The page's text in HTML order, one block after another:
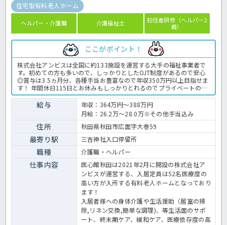
住宅型有料老人ホーム
ヘルパー・介護職 介護福祉士
初任者研修（ヘルパー2
級）
ここがポイント！
株式会社アンビスは全国に約133施設を運営する大手の福祉事業者で
す。初めての方も多いので、しっかりとしたOJT制度があるので安心
◎賞与は3.5ヵ月分、各種手当お豊富なので年収350万円以上目指せま
す！ 年間休日115日とお休みもしっかりとれるのでプライベートの時
間もしっかり確保★看護師さんが24時間常駐しているのも安心！経
験、資格がある方でお給料アップ、医療提供の施設での介護に挑戦し
たい方は、お早めにご相談ください！ 有料老人ホームでの介護業務全
般です。 ＜介護職 正職員 有料老人ホームの求人＞
給与
年収：364万円～388万円
月給：26.2万～28.0万※その他手当込み
住所 秋田県秋田市広面字大巻59
最寄り駅 三吉神社入口停留所
職種 介護職・ヘルパー
仕事内容
医心館秋田は2021年2月に開設の株式会社ア
ンビスが運営する、入居定員は52名医療度の
高い方が入所する有料老人ホームとなっており
ます！
入居者様への身体介護や生活援助（居室の掃
除,リネン交換,簡単な調理)、等生活面のサポ
ート、終末期ケア、緩和ケア、医療依存度の高